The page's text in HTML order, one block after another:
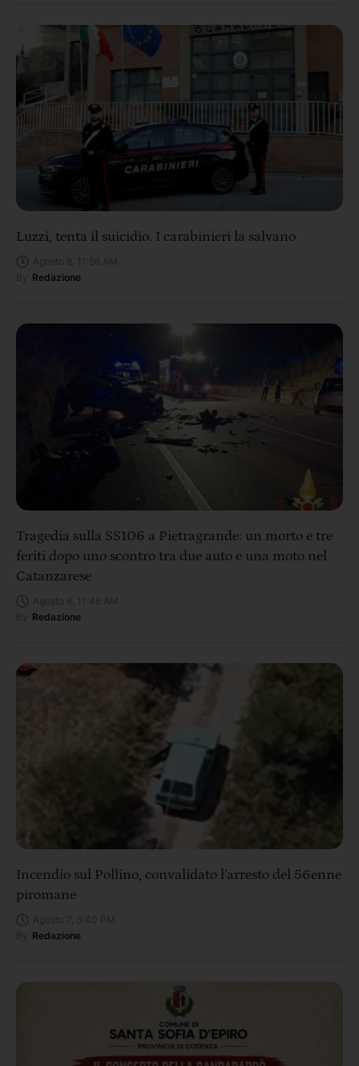
Luzzi, tenta il suicidio. I carabinieri la salvano
Redazione
Tragedia sulla SS106 a Pietragrande: un morto e tre
feriti dopo uno scontro tra due auto e una moto nel
Catanzarese
Redazione
Incendio sul Pollino, convalidato l’arresto del 56enne
piromane
Redazione